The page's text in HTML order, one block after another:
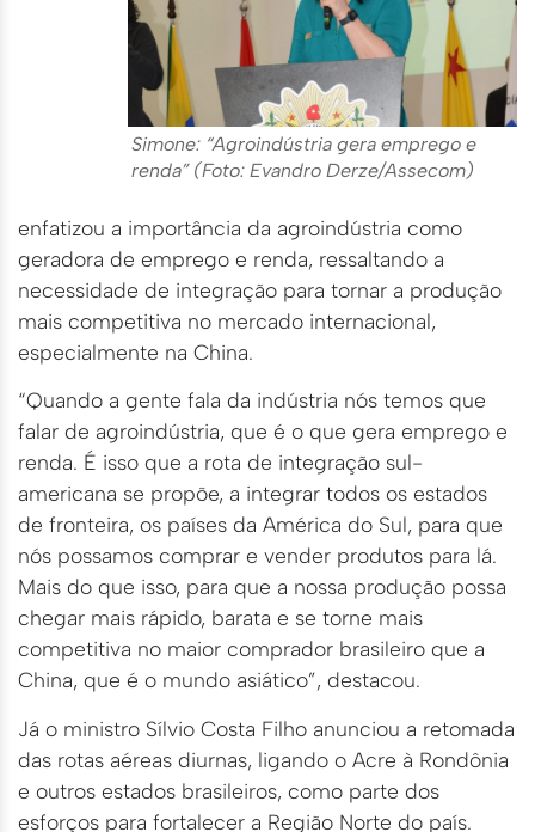
Simone: “Agroindústria gera emprego e
renda” (Foto: Evandro Derze/Assecom)
enfatizou a importância da agroindústria como
geradora de emprego e renda, ressaltando a
necessidade de integração para tornar a produção
mais competitiva no mercado internacional,
especialmente na China.
“Quando a gente fala da indústria nós temos que
falar de agroindústria, que é o que gera emprego e
renda. É isso que a rota de integração sul-
americana se propõe, a integrar todos os estados
de fronteira, os países da América do Sul, para que
nós possamos comprar e vender produtos para lá.
Mais do que isso, para que a nossa produção possa
chegar mais rápido, barata e se torne mais
competitiva no maior comprador brasileiro que a
China, que é o mundo asiático”, destacou.
Já o ministro Sílvio Costa Filho anunciou a retomada
das rotas aéreas diurnas, ligando o Acre à Rondônia
e outros estados brasileiros, como parte dos
esforços para fortalecer a Região Norte do país.